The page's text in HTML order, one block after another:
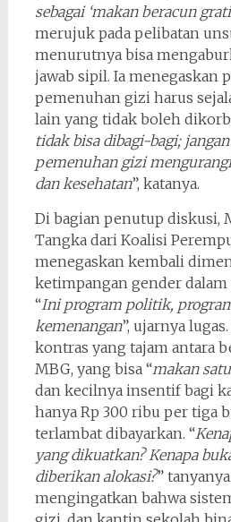
sebagai ‘makan beracun
merujuk pada pelibatan
menurutnya bisa
jawab sipil. Ia menegaskan
pemenuhan gizi harus
lain yang tidak boleh
tidak bisa dibagi-bagi;
pemenuhan gizi
dan kesehatan”, katanya.
Di bagian penutup diskusi,
Tangka dari Koalisi
menegaskan kembali
ketimpangan gender dalam
“Ini program politik,
kemenangan”, ujarnya
kontras yang tajam antara
MBG, yang bisa “makan
dan kecilnya insentif bagi
hanya Rp 300 ribu per tiga
terlambat dibayarkan. “
yang dikuatkan? Kenapa
diberikan alokasi?”
mengingatkan bahwa